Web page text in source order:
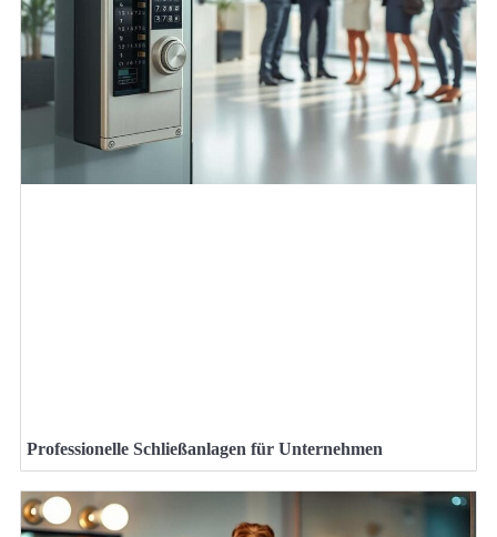
Professionelle Schließanlagen für Unternehmen